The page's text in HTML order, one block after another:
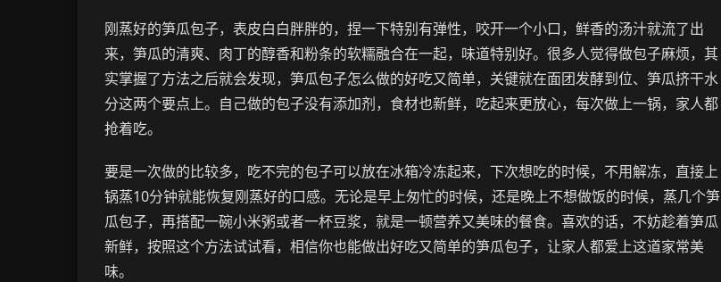
刚蒸好的笋瓜包子，表皮白白胖胖的，捏一下特别有弹性，咬开一个小口，鲜香的汤汁就流了出
来，笋瓜的清爽、肉丁的醇香和粉条的软糯融合在一起，味道特别好。很多人觉得做包子麻烦，其
实掌握了方法之后就会发现，笋瓜包子怎么做的好吃又简单，关键就在面团发酵到位、笋瓜挤干水
分这两个要点上。自己做的包子没有添加剂，食材也新鲜，吃起来更放心，每次做上一锅，家人都
抢着吃。
要是一次做的比较多，吃不完的包子可以放在冰箱冷冻起来，下次想吃的时候，不用解冻，直接上
锅蒸10分钟就能恢复刚蒸好的口感。无论是早上匆忙的时候，还是晚上不想做饭的时候，蒸几个笋
瓜包子，再搭配一碗小米粥或者一杯豆浆，就是一顿营养又美味的餐食。喜欢的话，不妨趁着笋瓜
新鲜，按照这个方法试试看，相信你也能做出好吃又简单的笋瓜包子，让家人都爱上这道家常美
味。